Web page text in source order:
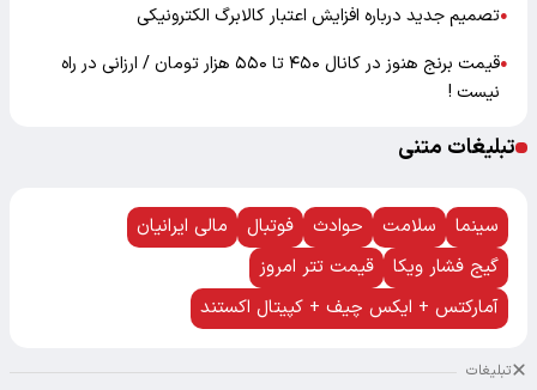
●تصمیم جدید درباره افزایش اعتبار کالابرگ الکترونیکی
●
قیمت برنج هنوز در کانال ۴۵۰ تا ۵۵۰ هزار تومان / ارزانی در راه
نیست !
تبلیغات متنی
سینما سلامت حوادث فوتبال
مالی ایرانیان
گیج فشار ویکا
قیمت تتر امروز
آمارکتس + ایکس چیف + کپیتال اکستند
تبلیغات